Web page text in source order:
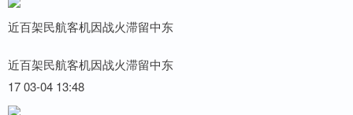
近百架民航客机因战火滞留中东
近百架民航客机因战火滞留中东
17 03-04 13:48